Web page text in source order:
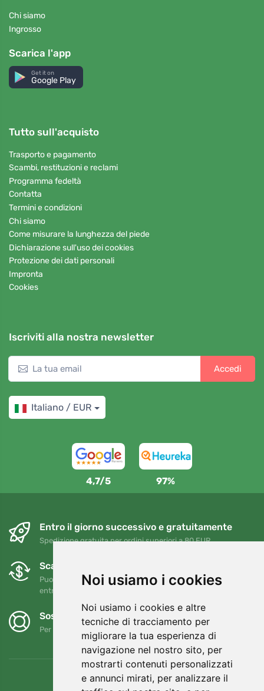
Noi usiamo i cookies
Noi usiamo i cookies e altre
tecniche di tracciamento per
migliorare la tua esperienza di
navigazione nel nostro sito, per
mostrarti contenuti personalizzati
e annunci mirati, per analizzare il
Chi siamo
Ingrosso
Scarica l'app
Get it on
Google Play
Tutto sull'acquisto
Trasporto e pagamento
Scambi, restituzioni e reclami
Programma fedeltà
Contatta
Termini e condizioni
Chi siamo
Come misurare la lunghezza del piede
Dichiarazione sull'uso dei cookies
Protezione dei dati personali
Impronta
Cookies
Iscriviti alla nostra newsletter
Accedi
Italiano / EUR
4,7/5 97%
Entro il giorno successivo e gratuitamente
Spedizione gratuita per ordini superiori a 80 EUR
Scambi e resi gratuiti
Puoi restituire o cambiare il tuo ordine in qualsiasi momento
entro 90 giorni
Sosteniamo Trees.org
Per ogni ordine piantiamo un albero! Leggi di più